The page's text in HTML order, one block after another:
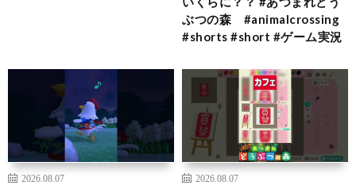
ぶつの森 #animalcrossing
#shorts #short #ゲーム実況
2026.08.07 2026.08.07